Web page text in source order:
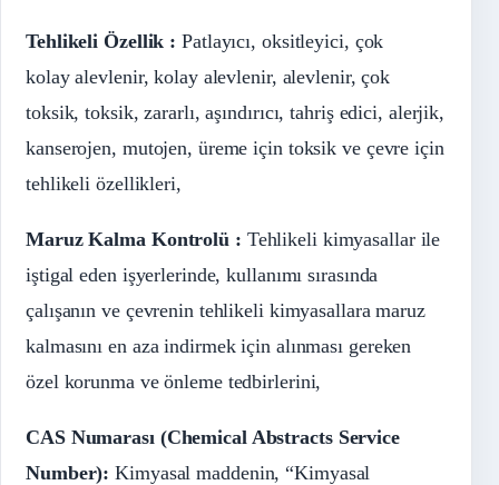
Tehlikeli Özellik : Patlayıcı, oksitleyici, çok
kolay alevlenir, kolay alevlenir, alevlenir, çok
toksik, toksik, zararlı, aşındırıcı, tahriş edici, alerjik,
kanserojen, mutojen, üreme için toksik ve çevre için
tehlikeli özellikleri,
Maruz Kalma Kontrolü : Tehlikeli kimyasallar ile
iştigal eden işyerlerinde, kullanımı sırasında
çalışanın ve çevrenin tehlikeli kimyasallara maruz
kalmasını en aza indirmek için alınması gereken
özel korunma ve önleme tedbirlerini,
CAS Numarası (Chemical Abstracts Service
Number): Kimyasal maddenin, “Kimyasal